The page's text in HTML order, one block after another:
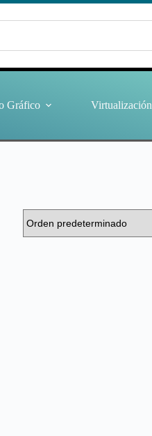
Gráfico Virtualización